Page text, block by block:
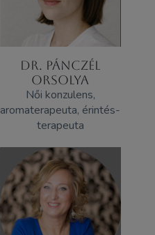
DR. PÁNCZÉL
ORSOLYA
Női konzulens,
aromaterapeuta, érintés-
terapeuta